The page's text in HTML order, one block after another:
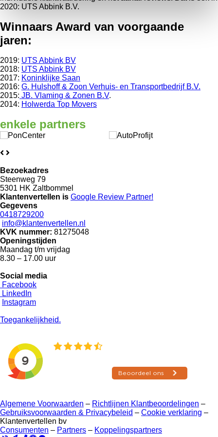
2020: UTS Abbink B.V.
Winnaars Award van voorgaande
jaren:
2019: UTS Abbink BV
2018: UTS Abbink BV
2017: Koninklijke Saan
2016: G. Hulshoff & Zoon Verhuis- en Transportbedrijf B.V.
2015: JB. Vlaming & Zonen B.V.
2014: Holwerda Top Movers
enkele partners
Bezoekadres
Steenweg 79
5301 HK Zaltbommel
Klantenvertellen is Google Review Partner!
Gegevens
0418729200
info@klantenvertellen.nl
KVK nummer: 81275048
Openingstijden
Maandag t/m vrijdag
8.30 – 17.00 uur
Social media
Facebook
LinkedIn
Instagram
Toegankelijkheid.
Algemene Voorwaarden – Richtlijnen Klantbeoordelingen –
Gebruiksvoorwaarden & Privacybeleid – Cookie verklaring –
Klantenvertellen bv
Consumenten – Partners – Koppelingspartners